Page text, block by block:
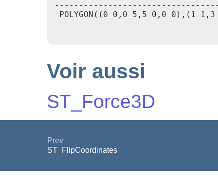
POLYGON((0 0,0 5,5 0,0 0),(1
Voir aussi
ST_Force3D
Prev
ST_FlipCoordinates